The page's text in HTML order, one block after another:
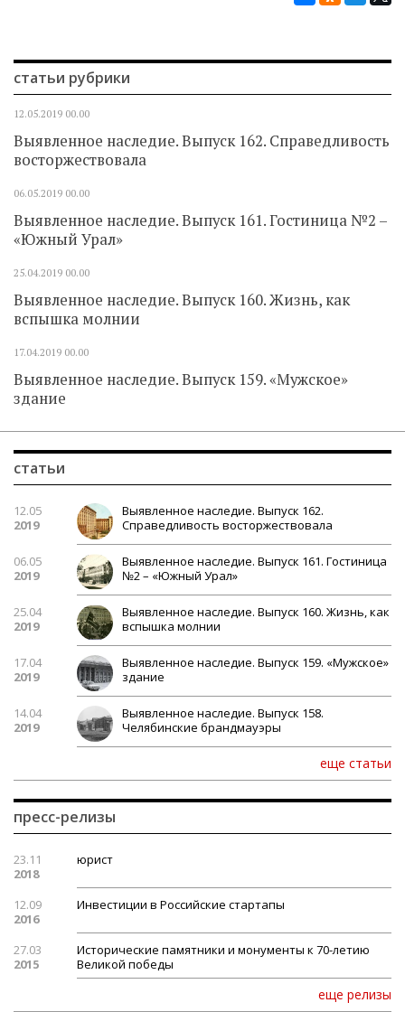
статьи рубрики
12.05.2019 00.00
Выявленное наследие. Выпуск 162. Справедливость
восторжествовала
06.05.2019 00.00
Выявленное наследие. Выпуск 161. Гостиница №2 –
«Южный Урал»
25.04.2019 00.00
Выявленное наследие. Выпуск 160. Жизнь, как
вспышка молнии
17.04.2019 00.00
Выявленное наследие. Выпуск 159. «Мужское»
здание
статьи
12.05
2019
Выявленное наследие. Выпуск 162.
Справедливость восторжествовала
06.05
2019
Выявленное наследие. Выпуск 161. Гостиница
№2 – «Южный Урал»
25.04
2019
Выявленное наследие. Выпуск 160. Жизнь, как
вспышка молнии
17.04
2019
Выявленное наследие. Выпуск 159. «Мужское»
здание
14.04
2019
Выявленное наследие. Выпуск 158.
Челябинские брандмауэры
еще статьи
пресс-релизы
23.11
2018
юрист
12.09
2016
Инвестиции в Российские стартапы
27.03
2015
Исторические памятники и монументы к 70-летию
Великой победы
еще релизы